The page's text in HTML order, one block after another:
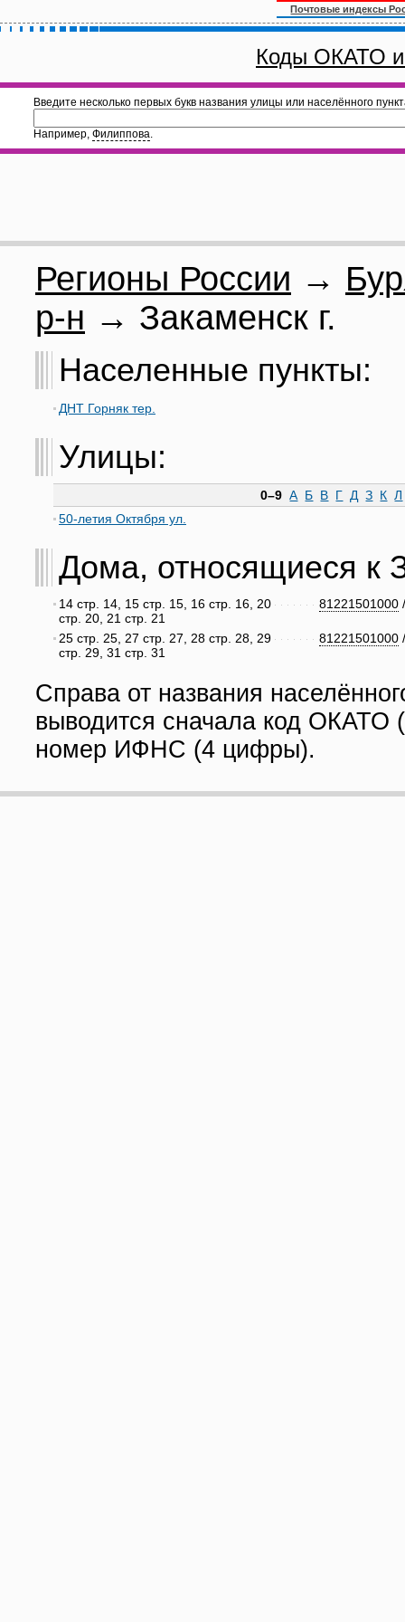
Почтовые индексы
Коды ОКАТО
Введите несколько первых букв названия улицы или населённого
Например, Филиппова.
Регионы России →
р-н → Закаменск г.
Населенные пункты:
ДНТ Горняк тер.
Улицы:
0–9 А Б В Г Д З К Л
50-летия Октября ул.
Дома, относящиеся к
81221501000
14 стр. 14, 15 стр. 15, 16 стр. 16, 20
стр. 20, 21 стр. 21
81221501000
25 стр. 25, 27 стр. 27, 28 стр. 28, 29
стр. 29, 31 стр. 31
Справа от названия
выводится сначала код ОКАТО
номер ИФНС (4 цифры).